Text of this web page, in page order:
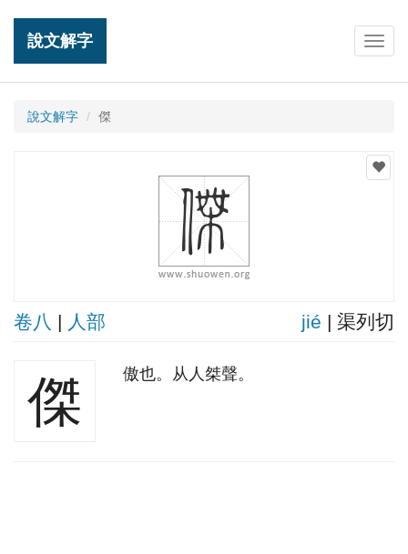
說文解字
說文解字 傑
卷八 | 人部 jié | 渠列切
傑 傲也。从人桀聲。